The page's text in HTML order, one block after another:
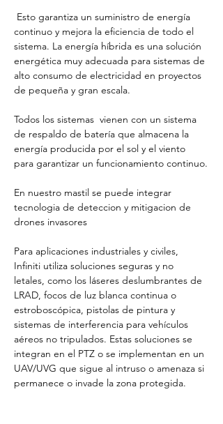
continuo y mejora la eficiencia de todo el
sistema. La energía híbrida es una solución
energética muy adecuada para sistemas de
alto consumo de electricidad en proyectos
de pequeña y gran escala.
Todos los sistemas  vienen con un sistema
de respaldo de batería que almacena la
energía producida por el sol y el viento
para garantizar un funcionamiento continuo.
En nuestro mastil se puede integrar
tecnologia de deteccion y mitigacion de
drones invasores
Para aplicaciones industriales y civiles,
Infiniti utiliza soluciones seguras y no
letales, como los láseres deslumbrantes de
LRAD, focos de luz blanca continua o
estroboscópica, pistolas de pintura y
sistemas de interferencia para vehículos
aéreos no tripulados. Estas soluciones se
integran en el PTZ o se implementan en un
UAV/UVG que sigue al intruso o amenaza si
permanece o invade la zona protegida.